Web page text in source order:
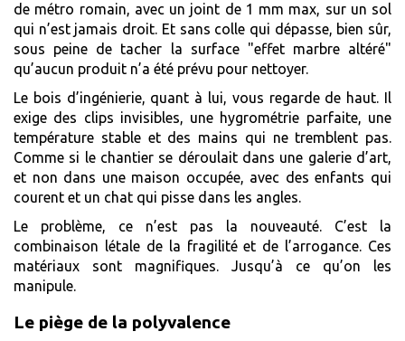
de métro romain, avec un joint de 1 mm max, sur un sol
qui n’est jamais droit. Et sans colle qui dépasse, bien sûr,
sous peine de tacher la surface "effet marbre altéré"
qu’aucun produit n’a été prévu pour nettoyer.
Le bois d’ingénierie, quant à lui, vous regarde de haut. Il
exige des clips invisibles, une hygrométrie parfaite, une
température stable et des mains qui ne tremblent pas.
Comme si le chantier se déroulait dans une galerie d’art,
et non dans une maison occupée, avec des enfants qui
courent et un chat qui pisse dans les angles.
Le problème, ce n’est pas la nouveauté. C’est la
combinaison létale de la fragilité et de l’arrogance. Ces
matériaux sont magnifiques. Jusqu’à ce qu’on les
manipule.
Le piège de la polyvalence